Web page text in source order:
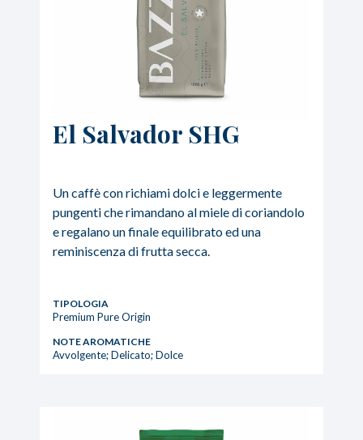
El Salvador SHG
Un caffè con richiami dolci e leggermente
pungenti che rimandano al miele di coriandolo
e regalano un finale equilibrato ed una
reminiscenza di frutta secca.
TIPOLOGIA
Premium Pure Origin
NOTE AROMATICHE
Avvolgente; Delicato; Dolce